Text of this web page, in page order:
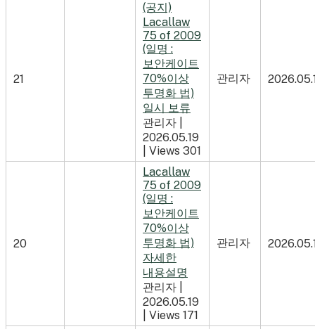
21
(공지)
Lacallaw
75 of 2009
(일명 :
보안케이트
70%이상
투명화 법)
일시 보류
관리자
2026.05.19
Views 301
관리자
20
Lacallaw
75 of 2009
(일명 :
보안케이트
70%이상
투명화 법)
자세한
내용설명
관리자
2026.05.19
Views 171
관리자